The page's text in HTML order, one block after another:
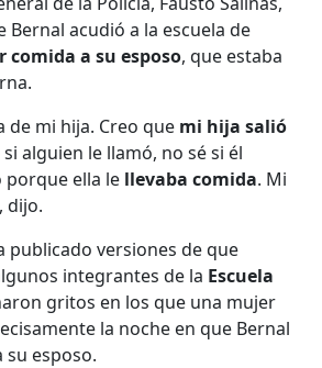
Bernal acudió a la escuela de
comida a su esposo, que estaba
de mi hija. Creo que mi hija salió
si alguien le llamó, no sé si él
porque ella le llevaba comida. Mi
dijo.
publicado versiones de que
integrantes de la Escuela
gritos en los que una mujer
la noche en que Bernal
su esposo.